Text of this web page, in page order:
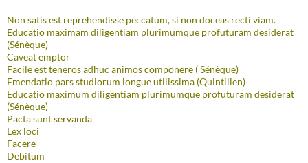
Non satis est reprehendisse peccatum, si non doceas recti viam.
Educatio maximam diligentiam plurimumque profuturam desiderat
(Sénèque)
Caveat emptor
Facile est teneros adhuc animos componere ( Sénèque)
Emendatio pars studiorum longue utilissima (Quintilien)
Educatio maximum diligentiam plurimumque profuturam desiderat
(Sénèque)
Pacta sunt servanda
Lex loci
Facere
Debitum